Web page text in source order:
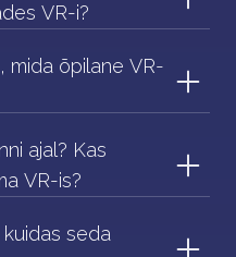
VR-i?
mida õpilane VR-
ajal? Kas
VR-is?
seda